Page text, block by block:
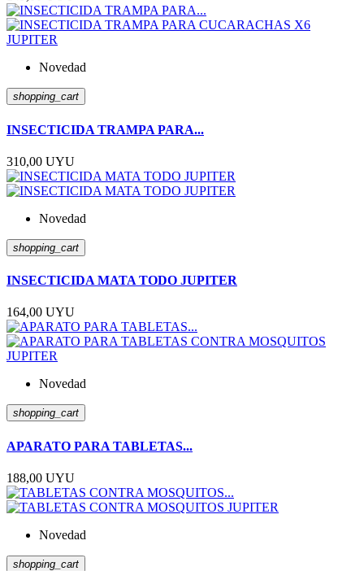
Novedad
shopping_cart
INSECTICIDA TRAMPA PARA...
310,00 UYU
Novedad
shopping_cart
INSECTICIDA MATA TODO JUPITER
164,00 UYU
Novedad
shopping_cart
APARATO PARA TABLETAS...
188,00 UYU
Novedad
shopping_cart